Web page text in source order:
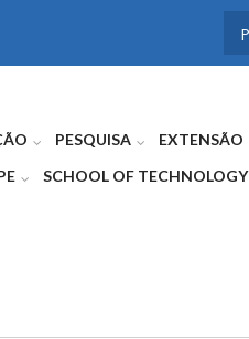
PESQUISA EXTENSÃO
SCHOOL OF TECHNOLOGY